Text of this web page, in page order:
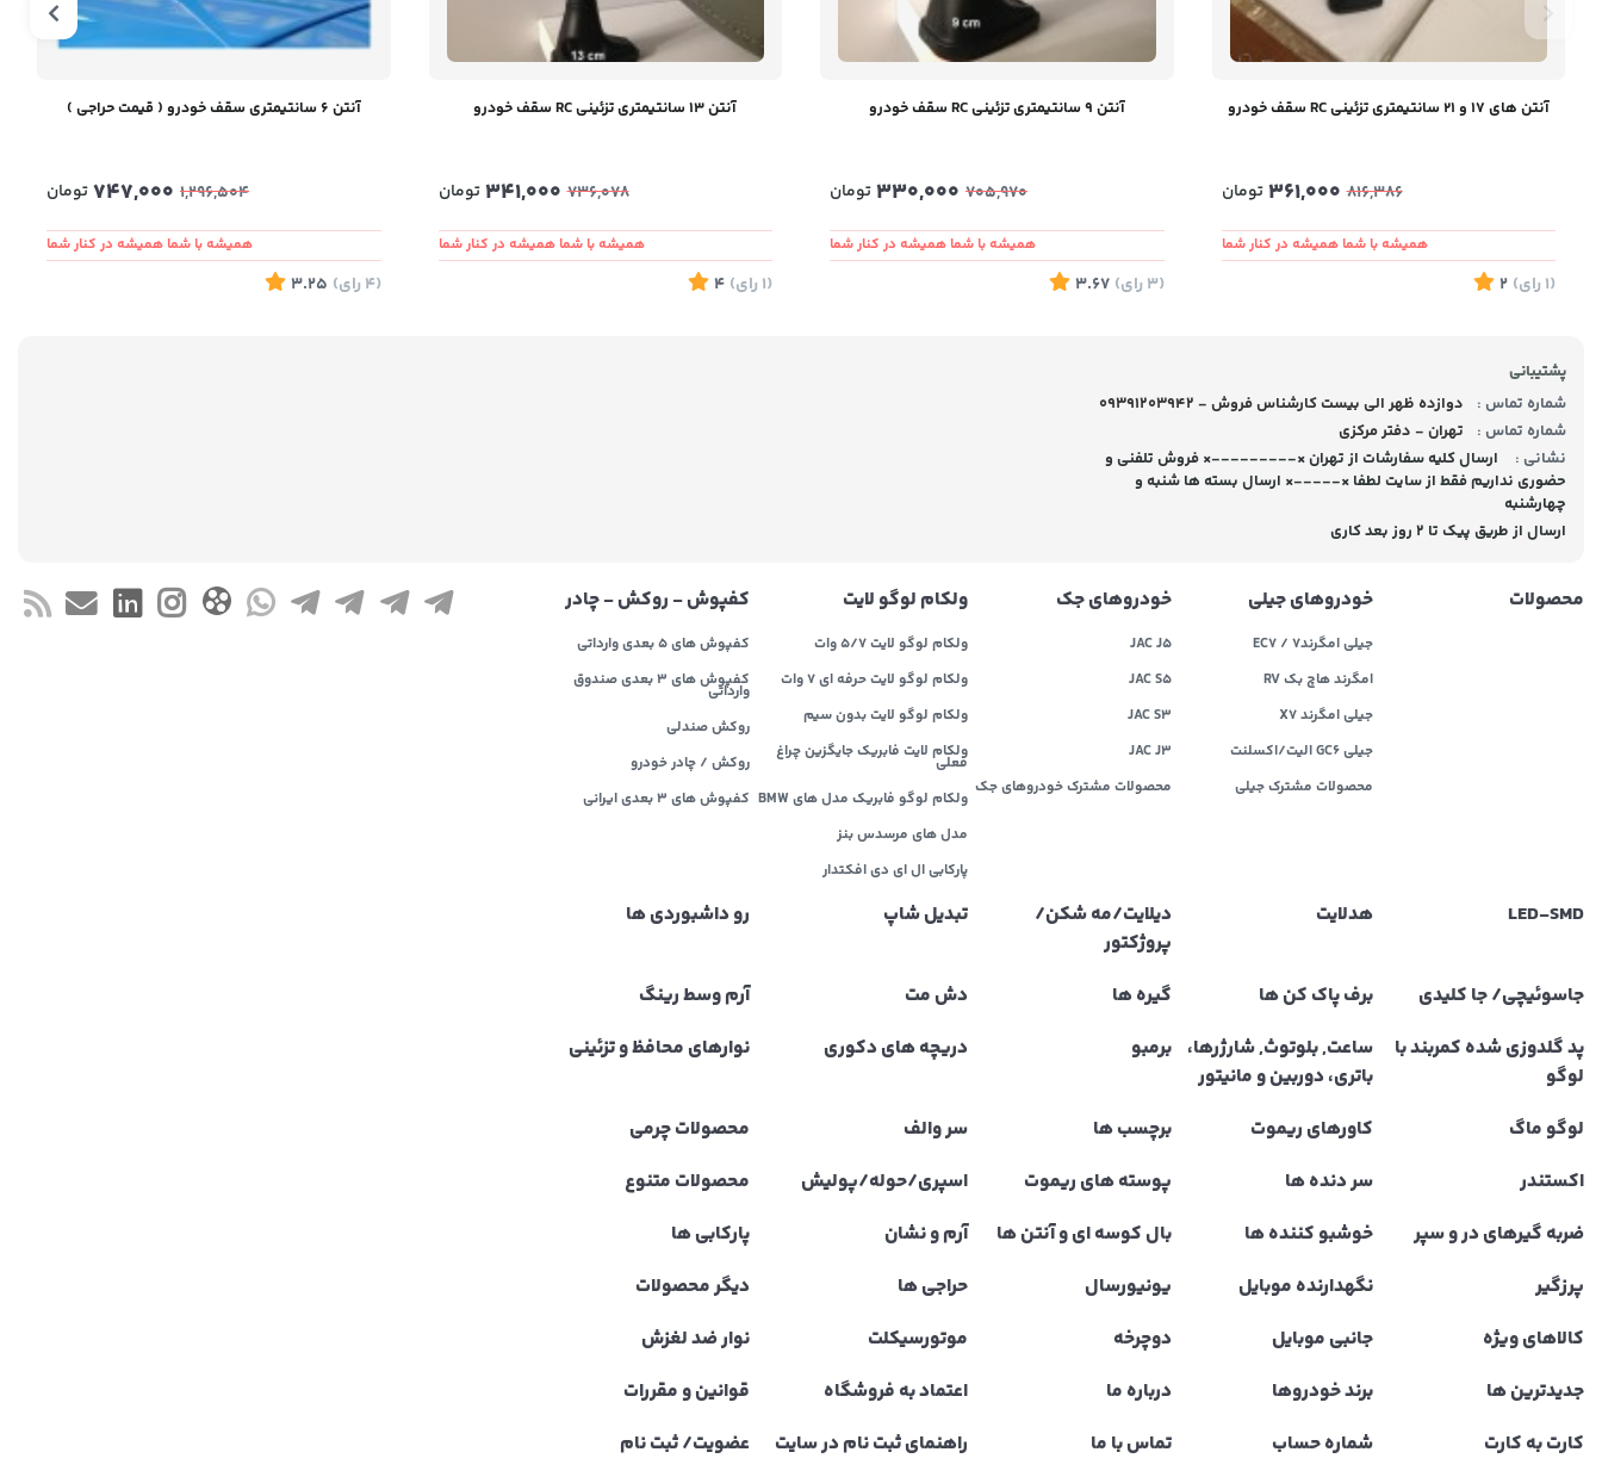
آنتن های ۱۷ و ۲۱ سانتیمتری تزئینی RC سقف خودرو
816,386
361,000 تومان
همیشه با شما همیشه در کنار شما
(1 رای)
2
آنتن 9 سانتیمتری تزئینی RC سقف خودرو
705,970
330,000تومان
همیشه با شما همیشه در کنار شما
(3 رای)
3.67
آنتن 13 سانتیمتری تزئینی RC سقف خودرو
736,078
341,000 تومان
همیشه با شما همیشه در کنار شما
(1 رای)
4
آنتن 6 سانتیمتری سقف خودرو ( قیمت حراجی )
1,296,504
747,000تومان
همیشه با شما همیشه در کنار شما
(4 رای)
3.25
پشتیبانی
شماره تماس :
09391203942 - دوازده ظهر الی بیست کارشناس فروش
شماره تماس :
تهران - دفتر مرکزی
نشانی :
ارسال کلیه سفارشات از تهران ×---------× فروش تلفنی و
حضوری نداریم فقط از سایت لطفا ×-----× ارسال بسته ها شنبه و
چهارشنبه
ارسال از طریق پیک تا ۲ روز بعد کاری
محصولات خودروهای جیلی
جیلی امگرند۷ / EC7
امگرند هاچ بک RV
جیلی امگرند X7
جیلی GC6 الیت/اکسلنت
محصولات مشترک جیلی
خودروهای جک
JAC J5
JAC S5
JAC S3
JAC J3
محصولات مشترک خودروهای جک
ولکام لوگو لایت
ولکام لوگو لایت 5/7 وات
ولکام لوگو لایت حرفه ای 7 وات
ولکام لوگو لایت بدون سیم
ولکام لایت فابریک جایگزین چراغ
فعلی
ولکام لوگو فابریک مدل های BMW
مدل های مرسدس بنز
پارکابی ال ای دی افکتدار
کفپوش - روکش - چادر
کفپوش های 5 بعدی وارداتی
کفپوش های 3 بعدی صندوق
وارداتی
روکش صندلی
روکش / چادر خودرو
کفپوش های ۳ بعدی ایرانی
LED‌-SMD هدلایت
دیلایت/مه شکن/
پروژکتور
تبدیل شاپ رو داشبوردی ها
جاسوئیچی/ جا کلیدی برف پاک کن ها گیره ها دش مت
آرم وسط رینگ
پد گلدوزی شده کمربند با
لوگو
ساعت, بلوتوث, شارژرها،
باتری، دوربین و مانیتور
برمبو دریچه های دکوری نوارهای محافظ و تزئینی
لوگو ماگ کاورهای ریموت برچسب ها سر والف
محصولات چرمی
اکستندر
سر دنده ها پوسته های ریموت اسپری/حوله/پولیش
محصولات متنوع
ضربه گیرهای در و سپر
خوشبو کننده ها بال کوسه ای و آنتن ها آرم و نشان
پارکابی ها
پرزگیر
نگهدارنده موبایل یونیورسال حراجی ها
دیگر محصولات
کالاهای ویژه
جانبی موبایل دوچرخه موتورسیکلت
نوار ضد لغزش
جدیدترین ها
برند خودروها درباره ما اعتماد به فروشگاه
قوانین و مقررات
کارت به کارت
شماره حساب تماس با ما راهنمای ثبت نام در سایت عضویت/ ثبت نام